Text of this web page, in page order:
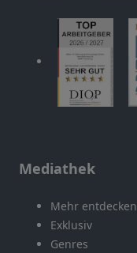
Mediathek
Mehr entdecken
Exklusiv
Genres